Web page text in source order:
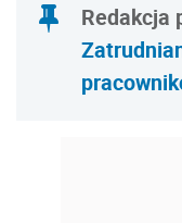
Redakcja